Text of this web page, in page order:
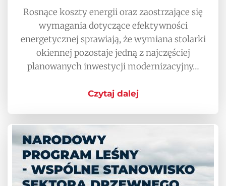
Rosnące koszty energii oraz zaostrzające się
wymagania dotyczące efektywności
energetycznej sprawiają, że wymiana stolarki
okiennej pozostaje jedną z najczęściej
planowanych inwestycji modernizacyjny…
Czytaj dalej